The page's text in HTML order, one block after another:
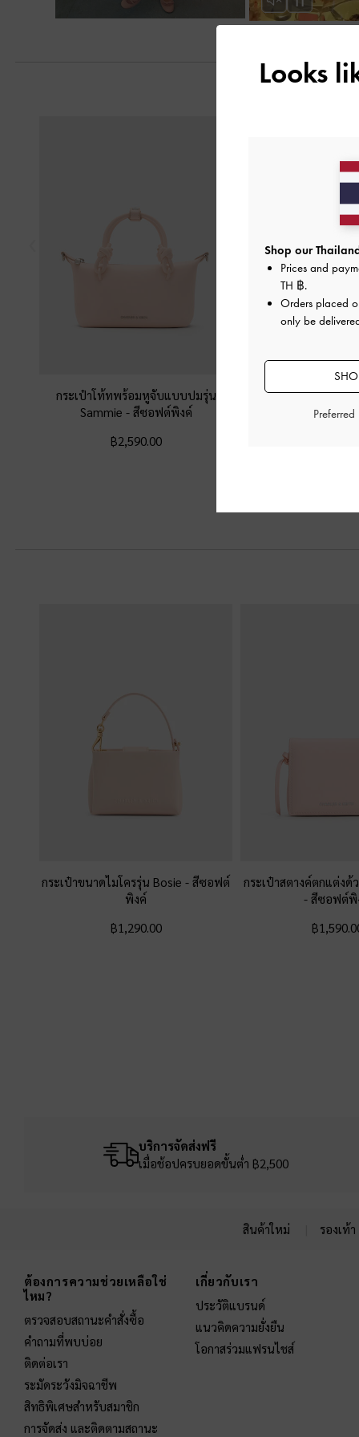
กระเป๋าโท้ทพร้อมหูจับแบบปมรุ่น
Sammie - สีซอฟต์พิงค์
฿2,590.00
กระเป๋าทรงถังลวดลา
รุ่น Duo-สีซอ
กระเป๋าขนาดไมโครรุ่น Bosie-สีซอฟต์
พิงค์
฿1,290.00
กระเป๋าสตางค์ตกแต่งด้
-สีซอฟต์พิ
฿
บริการจัดส่งฟรี
เมื่อช้อปครบยอดขั้นต่ำ ฿2,500
สินค้าใหม่ รองเท้า
ต้องการความช่วยเหลือใช่
ไหม?
ตรวจสอบสถานะคำสั่งซื้อ
คำถามที่พบบ่อย
ติดต่อเรา
ระมัดระวังมิจฉาชีพ
สิทธิพิเศษสำหรับสมาชิก
การจัดส่ง และติดตามสถานะ
เกี่ยวกับเรา
ประวัติแบรนด์
แนวคิดความยั่งยืน
โอกาสร่วมแฟรนไชส์
Looks
Shop our
Prices and
TH ฿.
Orders placed
only be